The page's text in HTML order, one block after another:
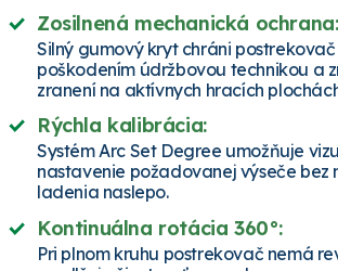
Zosilnená mechanická ochrana:
Silný gumový kryt chráni
poškodením údržbovou technikou a
zranení na aktívnych hracích
Rýchla kalibrácia:
Systém Arc Set Degree umožňuje
nastavenie požadovanej výseče bez
ladenia naslepo.
Kontinuálna rotácia 360°:
Pri plnom kruhu postrekovač nemá